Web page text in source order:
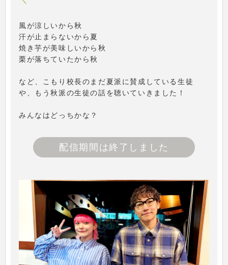
風が涼しいから秋
汗が止まらないから夏
焼き芋が美味しいから秋
栗が落ちていたから秋
など、こもり校長のまだ夏派に賛成している生徒
や、もう秋派の生徒の話を聴いていきました！
みんなはどっちかな？
配信期間は終了しました